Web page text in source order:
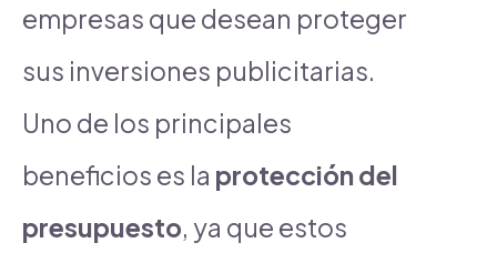
empresas que desean proteger
sus inversiones publicitarias.
Uno de los principales
beneficios es la protección del
presupuesto, ya que estos